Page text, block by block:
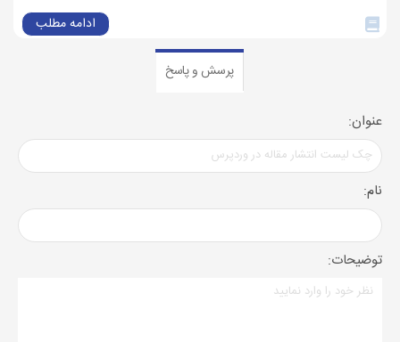
ادامه مطلب
پرسش و پاسخ
عنوان:
نام:
توضیحات: